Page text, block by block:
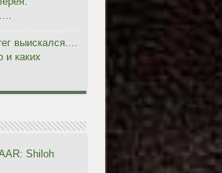
выискался....
и каких
Shiloh